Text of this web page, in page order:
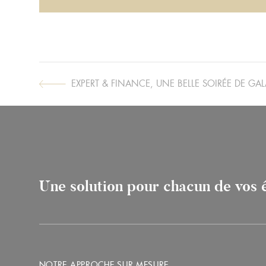
ARTICLE EXPERT & FINANCE, UNE BELLE SOIRÉE DE
Une solution pour chacun de vos